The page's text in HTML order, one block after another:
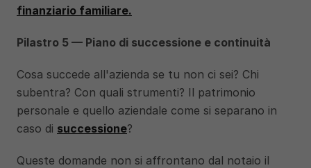
finanziario familiare.
Pilastro 5 — Piano di successione e continuità
Cosa succede all'azienda se tu non ci sei? Chi
subentra? Con quali strumenti? Il patrimonio
personale e quello aziendale come si separano in
caso di successione?
Queste domande non si affrontano dal notaio il